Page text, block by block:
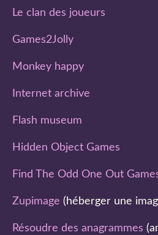
Le clan des joueurs
Games2Jolly
Monkey happy
Internet archive
Flash museum
Hidden Object Games
Find The Odd One Out
Zupimage (héberger une
Résoudre des anagrammes